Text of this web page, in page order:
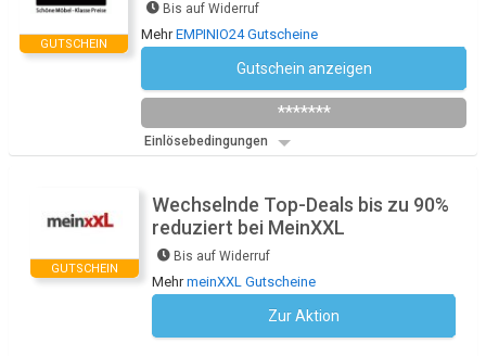
GUTSCHEIN
Bis auf Widerruf
MehrEMPINIO24 Gutscheine
Gutschein anzeigen
*******
Einlösebedingungen
GUTSCHEIN
Wechselnde Top-Deals bis zu 90%
reduziert bei MeinXXL
Bis auf Widerruf
MehrmeinXXL Gutscheine
Zur Aktion